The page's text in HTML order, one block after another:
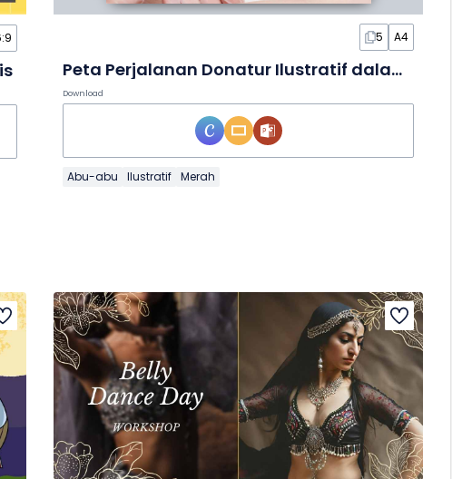
5 A4
Peta Perjalanan Donatur Ilustratif dalam Infografis
Download
Abu-abu Ilustratif Merah